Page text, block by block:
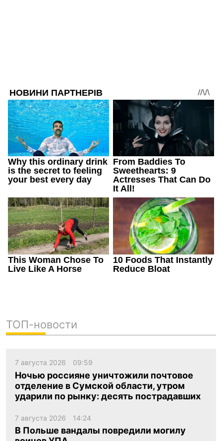
ТОП-новости
7 августа 2026 09:59
Ночью россияне уничтожили почтовое
отделение в Сумской области, утром
ударили по рынку: десять пострадавших
7 августа 2026 14:24
В Польше вандалы повредили могилу